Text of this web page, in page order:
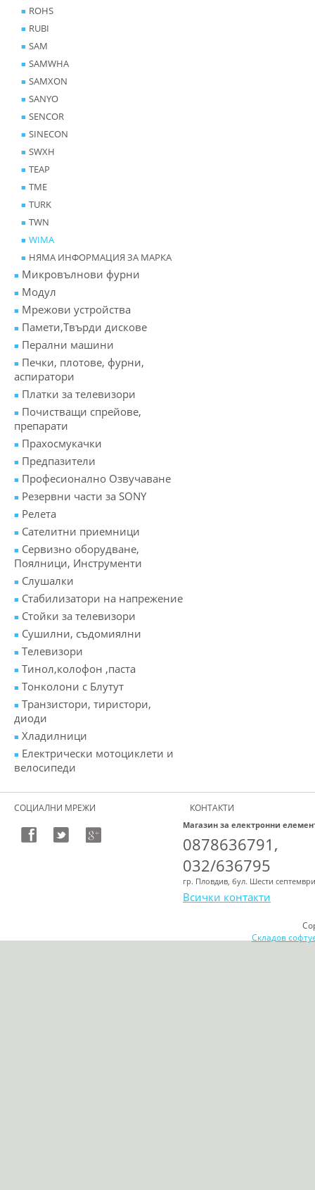
ROHS
RUBI
SAM
SAMWHA
SAMXON
SANYO
SENCOR
SINECON
SWXH
TEAP
TME
TURK
TWN
WIMA
НЯМА ИНФОРМАЦИЯ ЗА МАРКА
Микровълнови фурни
Модул
Мрежови устройства
Памети,Твърди дискове
Перални машини
Печки, плотове, фурни,
аспиратори
Платки за телевизори
Почистващи спрейове,
препарати
Прахосмукачки
Предпазители
Професионално Озвучаване
Резервни части за SONY
Релета
Сателитни приемници
Сервизно оборудване,
Поялници, Инструменти
Слушалки
Стабилизатори на напрежение
Стойки за телевизори
Сушилни, съдомиялни
Телевизори
Тинол,колофон ,паста
Тонколони с Блутут
Транзистори, тиристори,
диоди
Хладилници
Електрически мотоциклети и
велосипеди
СОЦИАЛНИ МРЕЖИ КОНТАКТИ
Магазин за електронни
0878636791,
032/636795
гр. Пловдив, бул. Шести
Всички контакти
Складов